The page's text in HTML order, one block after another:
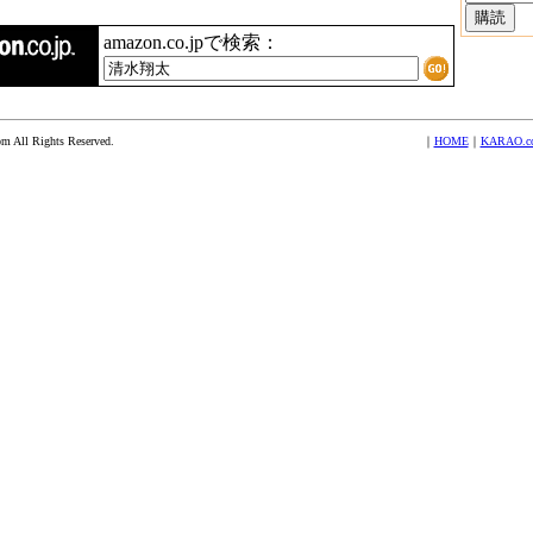
amazon.co.jpで検索：
All Rights Reserved. ｜ HOME｜